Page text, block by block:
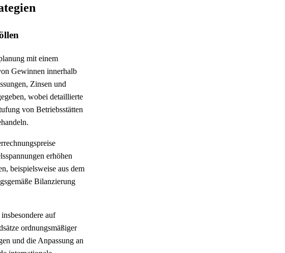
mit einem
Gewinnen innerhalb
Zinsen und
wobei detaillierte
von Betriebsstätten
erhöhen
beispielsweise aus dem
Bilanzierung
auf
ordnungsmäßiger
und die Anpassung an